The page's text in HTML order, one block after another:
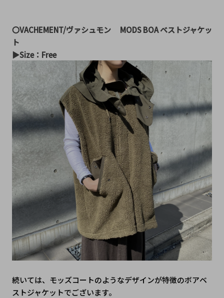
〇VACHEMENT/ヴァシュモン
MODS BOA ベストジャケッ
ト
▶︎Size：Free
続いては、モッズコートのようなデザインが特徴のボアベ
ストジャケットでございます。